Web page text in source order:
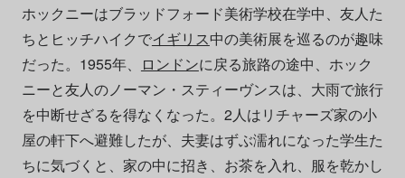
ホックニーはブラッドフォード美術学校在学中、友人た
ちとヒッチハイクでイギリス中の美術展を巡るのが趣味
だった。1955年、
ロンドンに戻る旅路の途中、ホック
ニーと友人のノーマン・スティーヴンスは、大雨で旅行
を中断せざるを得なくなった。2人はリチャーズ家の小
屋の軒下へ避難したが、夫妻はずぶ濡れになった学生た
ちに気づくと、家の中に招き、お茶を入れ、服を乾かし